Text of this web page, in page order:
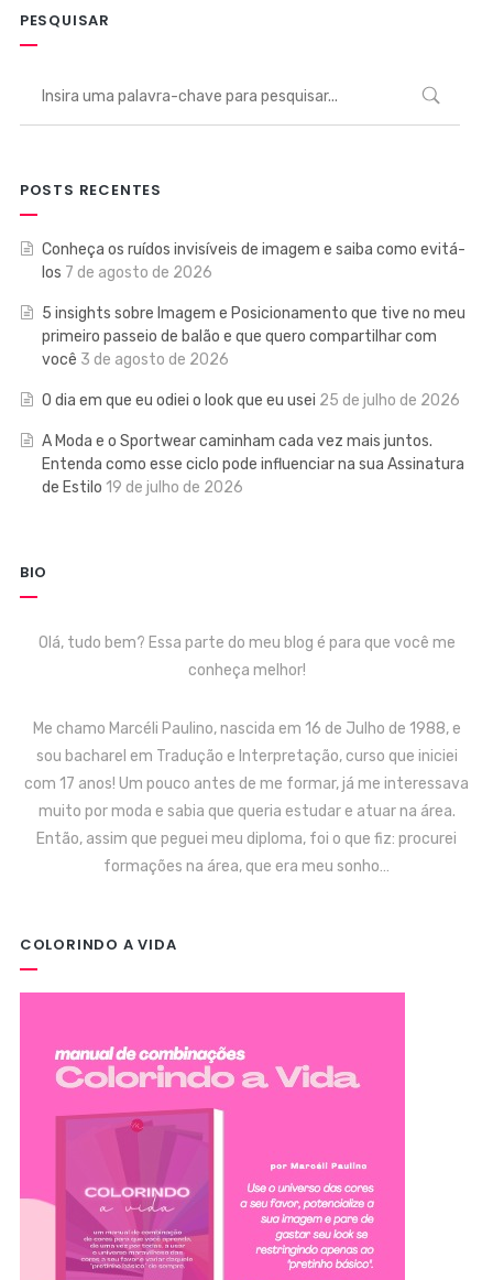
PESQUISAR
POSTS RECENTES
Conheça os ruídos invisíveis de imagem e saiba como evitá-
los 7 de agosto de 2026
5 insights sobre Imagem e Posicionamento que tive no meu
primeiro passeio de balão e que quero compartilhar com
você 3 de agosto de 2026
O dia em que eu odiei o look que eu usei 25 de julho de 2026
A Moda e o Sportwear caminham cada vez mais juntos.
Entenda como esse ciclo pode influenciar na sua Assinatura
de Estilo 19 de julho de 2026
BIO
Olá, tudo bem? Essa parte do meu blog é para que você me
conheça melhor!
Me chamo Marcéli Paulino, nascida em 16 de Julho de 1988, e
sou bacharel em Tradução e Interpretação, curso que iniciei
com 17 anos! Um pouco antes de me formar, já me interessava
muito por moda e sabia que queria estudar e atuar na área.
Então, assim que peguei meu diploma, foi o que fiz: procurei
formações na área, que era meu sonho…
COLORINDO A VIDA